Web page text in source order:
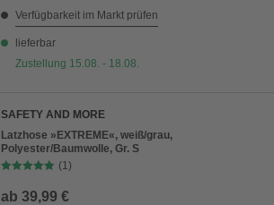
Verfügbarkeit im Markt prüfen
lieferbar
Zustellung 15.08. - 18.08.
SAFETY AND MORE
Latzhose »EXTREME«, weiß/grau,
Polyester/Baumwolle, Gr. S
(1)
ab 39,99 €